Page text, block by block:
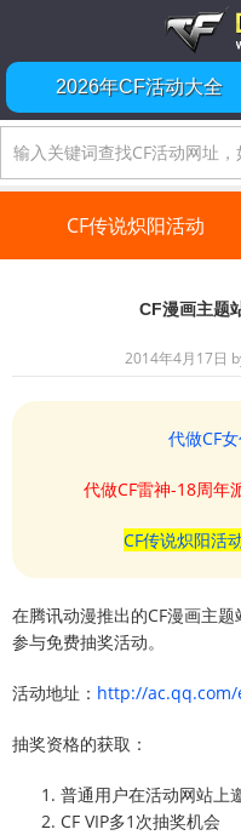
2026年CF活动大全
CF传说炽阳活动
CF漫画主题
2014年4月17日
代做CF
代做CF雷神-18周年
CF传说炽阳活
在腾讯动漫推出的CF漫画主
参与免费抽奖活动。
活动地址： http://
抽奖资格的获取：
普通用户在活动网站上
CF VIP多1次抽奖机会